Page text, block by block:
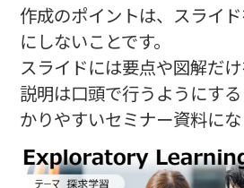
作成のポイントは、スライ
にしないことです。
スライドには要点や図解だ
説明は口頭で行うようにす
かりやすいセミナー資料にな